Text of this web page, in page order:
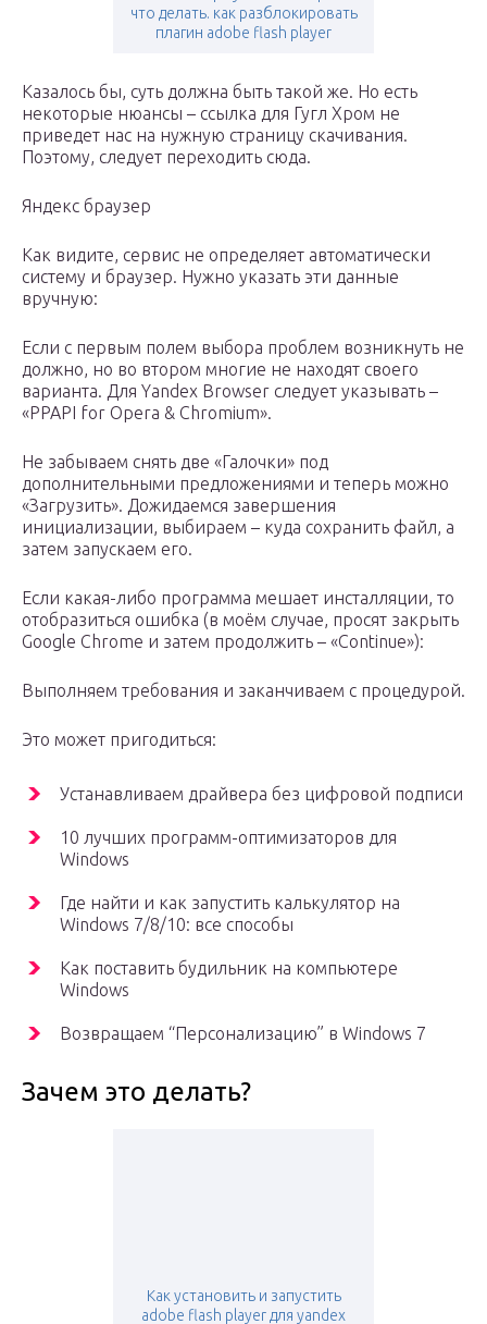
что делать. как разблокировать
плагин adobe flash player
Казалось бы, суть должна быть такой же. Но есть
некоторые нюансы – ссылка для Гугл Хром не
приведет нас на нужную страницу скачивания.
Поэтому, следует переходить сюда.
Яндекс браузер
Как видите, сервис не определяет автоматически
систему и браузер. Нужно указать эти данные
вручную:
Если с первым полем выбора проблем возникнуть не
должно, но во втором многие не находят своего
варианта. Для Yandex Browser следует указывать –
«PPAPI for Opera & Chromium».
Не забываем снять две «Галочки» под
дополнительными предложениями и теперь можно
«Загрузить». Дожидаемся завершения
инициализации, выбираем – куда сохранить файл, а
затем запускаем его.
Если какая-либо программа мешает инсталляции, то
отобразиться ошибка (в моём случае, просят закрыть
Google Chrome и затем продолжить – «Continue»):
Выполняем требования и заканчиваем с процедурой.
Это может пригодиться:
Устанавливаем драйвера без цифровой подписи
10 лучших программ-оптимизаторов для
Windows
Где найти и как запустить калькулятор на
Windows 7/8/10: все способы
Как поставить будильник на компьютере
Windows
Возвращаем “Персонализацию” в Windows 7
Зачем это делать?
Как установить и запустить
adobe flash player для yandex